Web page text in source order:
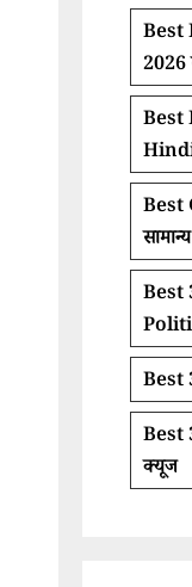
Best
2026
Best
Best
Best
Best
Best
क्यूज